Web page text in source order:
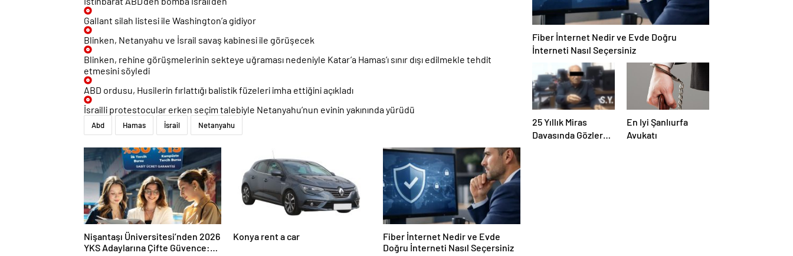
Gallant silah listesi ile Washington’a gidiyor
Blinken, Netanyahu ve İsrail savaş kabinesi ile görüşecek
Blinken, rehine görüşmelerinin sekteye uğraması nedeniyle Katar’a Hamas’ı sınır dışı edilmekle tehdit
etmesini söyledi
ABD ordusu, Husilerin fırlattığı balistik füzeleri imha ettiğini açıkladı
İsrailli protestocular erken seçim talebiyle Netanyahu’nun evinin yakınında yürüdü
Abd Hamas İsrail Netanyahu
Nişantaşı Üniversitesi’nden 2026
YKS Adaylarına Çifte Güvence:
Sabit Ücret ve Kesintisiz Burs
Fiber İnternet Nedir ve Evde
Doğru İnterneti Nasıl Seçersiniz
Fiber İnternet Nedir ve Evde Doğru
İnterneti Nasıl Seçersiniz
25 Yıllık Miras
Davasında Gözler
Temmuz Ayındaki
En Iyi Şanlıurfa
Avukatı